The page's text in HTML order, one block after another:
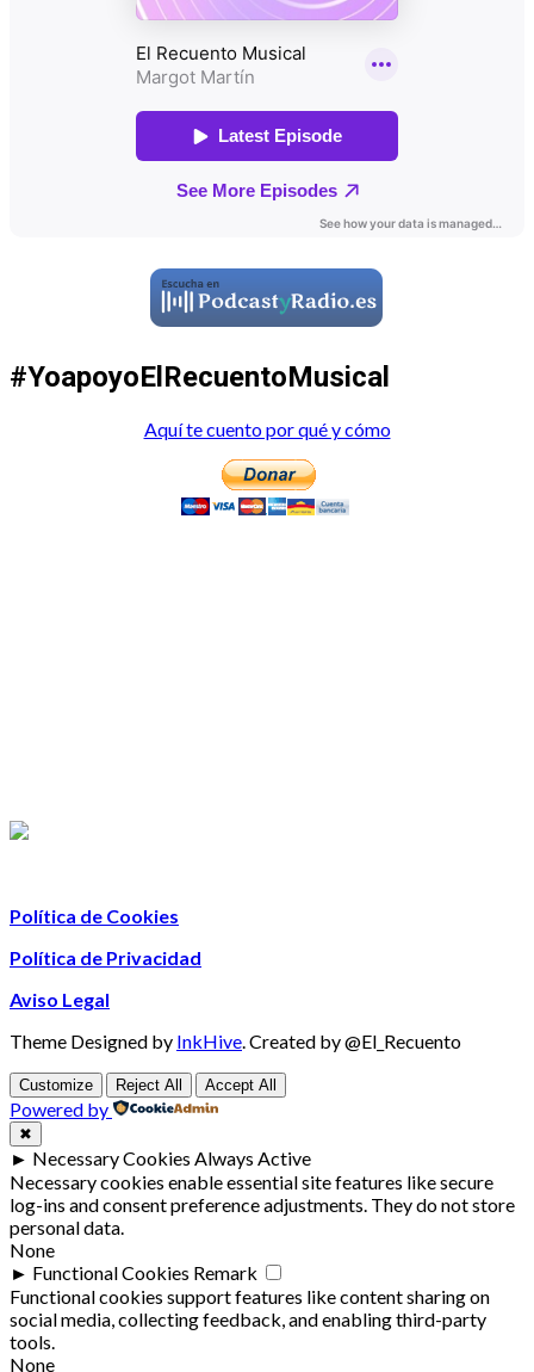
#YoapoyoElRecuentoMusical
Aquí te cuento por qué y cómo
Política de Cookies
Política de Privacidad
Aviso Legal
Theme Designed by InkHive Created by @El_Recuento
Customize Reject All Accept All
Powered by
✖
► Necessary Cookies Always Active
Necessary cookies enable essential site features like secure
log-ins and consent preference adjustments. They do not store
personal data.
None
► Functional Cookies Remark
Functional cookies support features like content sharing on
social media, collecting feedback, and enabling third-party
tools.
None